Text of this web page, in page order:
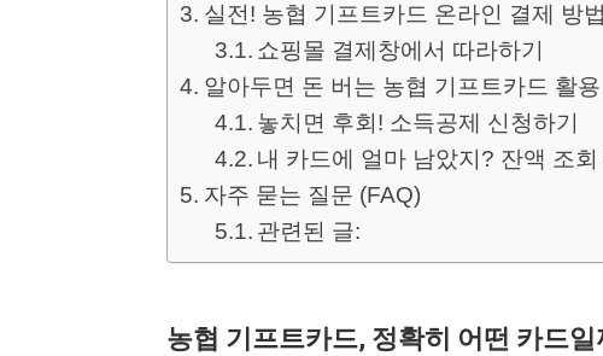
실전! 농협 기프트카드 온라인 결제 방법
쇼핑몰 결제창에서 따라하기
알아두면 돈 버는 농협 기프트카드 활용
놓치면 후회! 소득공제 신청하기
내 카드에 얼마 남았지? 잔액 조회
자주 묻는 질문 (FAQ)
관련된 글:
농협 기프트카드, 정확히 어떤 카드